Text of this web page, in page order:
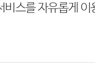
비스를 자유롭게